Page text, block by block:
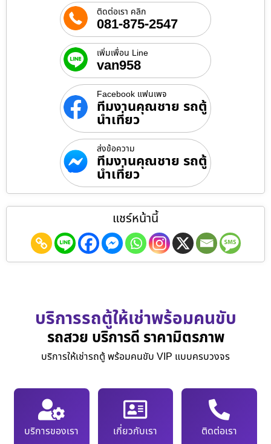
ติดต่อเรา คลิก
081-875-2547
เพิ่มเพื่อน Line
van958
Facebook แฟนเพจ
ทีมงานคุณชาย รถตู้
นำเที่ยว
ส่งข้อความ
ทีมงานคุณชาย รถตู้
นำเที่ยว
แชร์หน้านี้
บริการรถตู้ให้เช่าพร้อมคนขับ
รถสวย บริการดี ราคามิตรภาพ
บริการให้เช่ารถตู้ พร้อมคนขับ VIP แบบครบวงจร
บริการของเรา เกี่ยวกับเรา ติดต่อเรา